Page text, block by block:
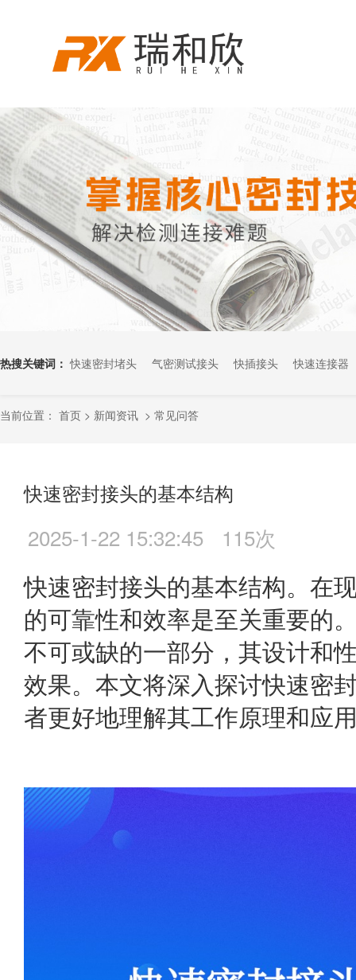
热搜关键词： 快速密封堵头 气密测试接头 快插接头 快速连接器
当前位置： 首页 > 新闻资讯 > 常见问答
快速密封接头的基本结构
2025-1-22 15:32:45 115次
快速密封接头的基本结构。 在
的可靠性和效率是至关重要的
不可或缺的一部分，其设计和
效果。本文将深入探讨快速密
者更好地理解其工作原理和应